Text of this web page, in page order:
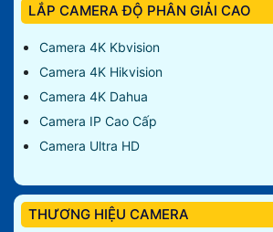
LẮP CAMERA ĐỘ PHÂN GIẢI CAO
Camera 4K Kbvision
Camera 4K Hikvision
Camera 4K Dahua
Camera IP Cao Cấp
Camera Ultra HD
THƯƠNG HIỆU CAMERA